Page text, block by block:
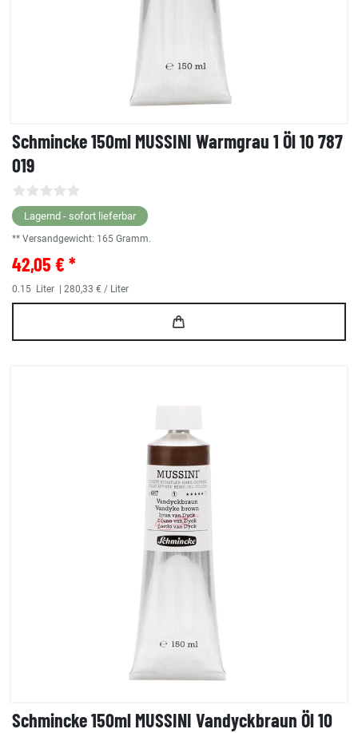
Schmincke 150ml MUSSINI Warmgrau 1 Öl 10 787
019
Lagernd - sofort lieferbar
** Versandgewicht: 165 Gramm.
42,05 € *
0.15 Liter | 280,33 € / Liter
Schmincke 150ml MUSSINI Vandyckbraun Öl 10